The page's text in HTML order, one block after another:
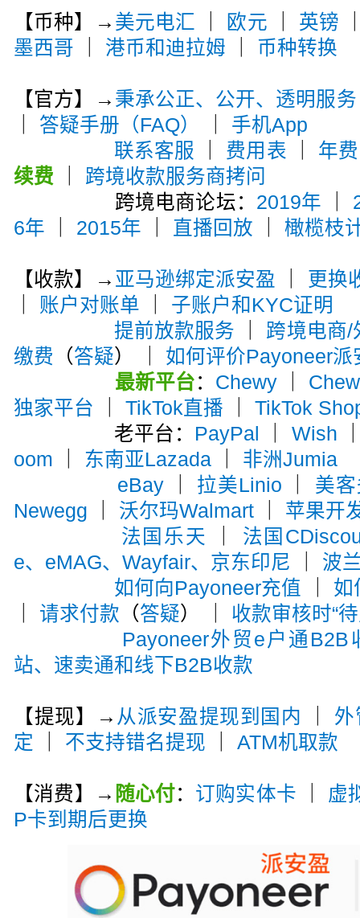
【币种】→ 美元电汇 欧元 英镑
墨西哥
港币和迪拉姆 币种转换
【官方】→ 秉承公正、公开、透明服务
答疑手册（FAQ）
手机App
联系客服
费用表 年费
续费
跨境收款服务商拷问
跨境电商论坛： 2019年
6年
2015年 直播回放 ｜橄榄枝
【收款】→ 亚马逊绑定派安盈
更换
账户对账单
子账户和KYC证明
提前放款服务
跨境电商/
缴费 （答疑） ｜ 如何评价Payoneer派
最新平台： Chewy｜
独家平台 ｜TikTok直播 ｜TikTok
老平台： PayPal Wish
oom
东南亚Lazada
非洲Jumia
eBay｜ 拉美Linio
美
Newegg
沃尔玛Walmart
苹果开
法国乐天
法国
e、eMAG、Wayfair、京东印尼
波
如何向Payoneer充值
如
请求付款 （答疑） ｜ 收款审核时“
Payoneer外贸e户通B2B
站、速卖通和线下B2B收款
【提现】→ 从派安盈提现到国内
外
定
不支持错名提现 ｜ATM机取款
【消费】→ 随心付： 订购实体卡
虚
P卡到期后更换